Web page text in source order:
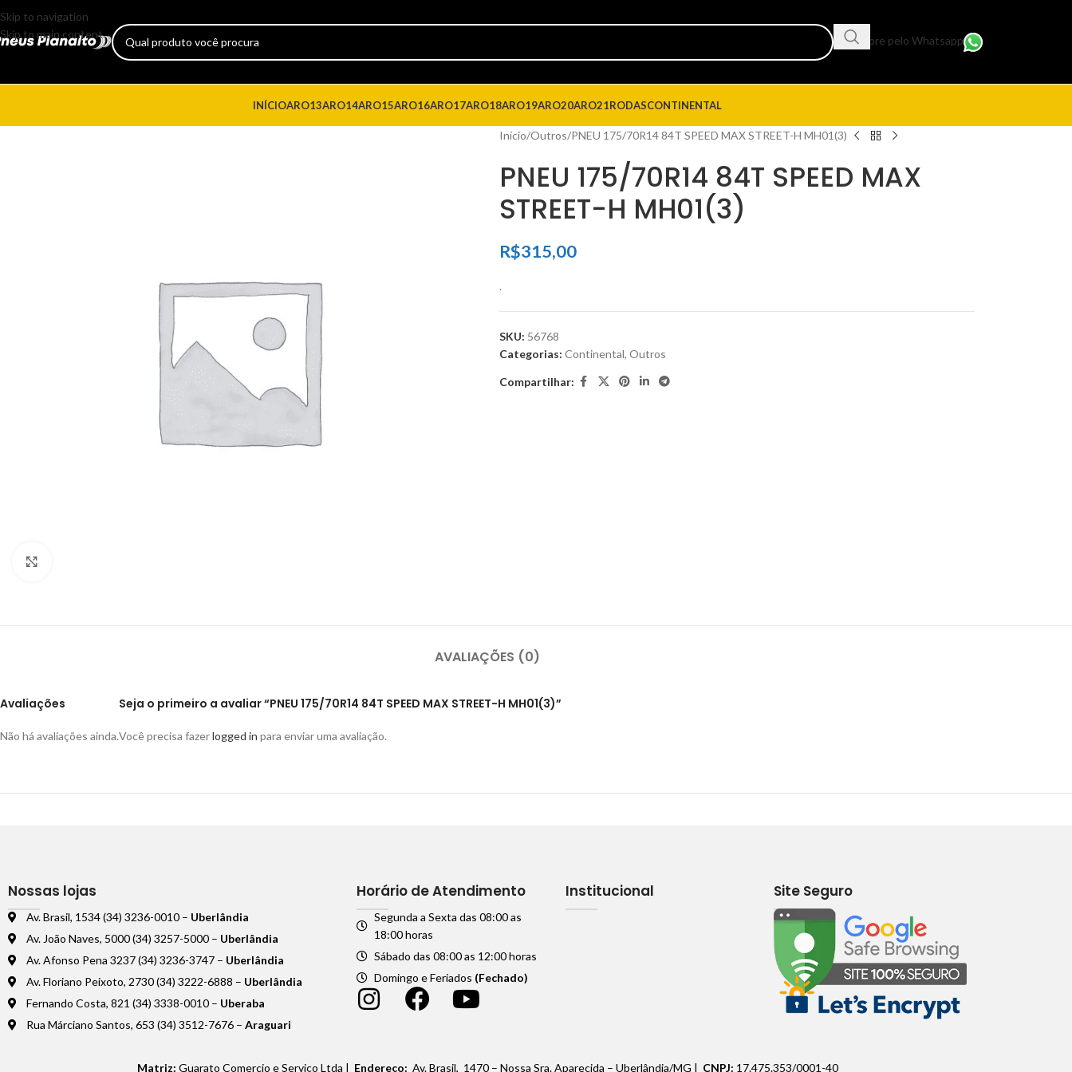
Skip to navigation
Skip to main content
Compre pelo Whatsapp
INÍCIOARO13ARO14ARO15ARO16ARO17ARO18ARO19ARO20ARO21RODASCONTINENTAL
Início Outros PNEU 175/70R14 84T SPEED MAX STREET-H MH01(3)
PNEU 175/70R14 84T SPEED MAX
STREET-H MH01(3)
R$315,00
.
SKU: 56768
Categorias: Continental, Outros
Compartilhar:
AVALIAÇÕES (0)
Avaliações
Não há avaliações ainda.
Seja o primeiro a avaliar “PNEU 175/70R14 84T SPEED MAX STREET-H MH01(3)”
Você precisa fazerlogged in para enviar uma avaliação.
Nossas lojas
Av. Brasil, 1534 (34) 3236-0010 – Uberlândia
Av. João Naves, 5000 (34) 3257-5000 – Uberlândia
Av. Afonso Pena 3237 (34) 3236-3747 – Uberlândia
Av. Floriano Peixoto, 2730 (34) 3222-6888 – Uberlândia
Fernando Costa, 821 (34) 3338-0010 – Uberaba
Rua Márciano Santos, 653 (34) 3512-7676 – Araguari
Horário de Atendimento
Segunda a Sexta das 08:00 as
18:00 horas
Sábado das 08:00 as 12:00 horas
Domingo e Feriados (Fechado)
Institucional Site Seguro
Matriz: Guarato Comercio e Serviço Ltda | Endereço: Av. Brasil, 1470 – Nossa Sra. Aparecida – Uberlândia/MG | CNPJ: 17.475.353/0001-40